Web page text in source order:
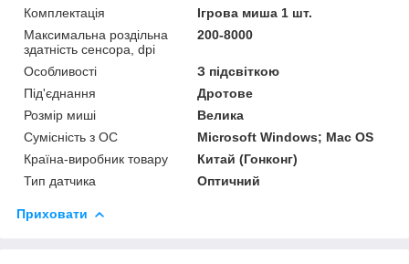
Комплектація
Ігрова миша 1 шт.
Максимальна роздільна
здатність сенсора, dpi
200-8000
Особливості
З підсвіткою
Під'єднання
Дротове
Розмір миші
Велика
Сумісність з ОС
Microsoft Windows; Mac OS
Країна-виробник товару
Китай (Гонконг)
Тип датчика
Оптичний
Приховати